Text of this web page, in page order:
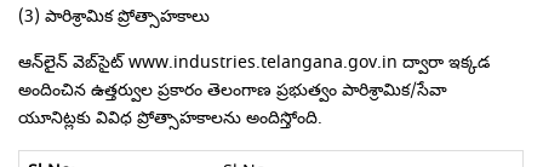
(3) పారిశ్రామిక ప్రోత్సాహకాలు
ఆన్‌లైన్ వెబ్‌సైట్ www.industries.telangana.gov.in ద్వారా ఇక్కడ
అందించిన ఉత్తర్వుల ప్రకారం తెలంగాణ ప్రభుత్వం పారిశ్రామిక/సేవా
యూనిట్లకు వివిధ ప్రోత్సాహకాలను అందిస్తోంది.